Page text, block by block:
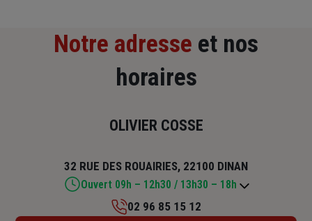
Notre adresse et nos
horaires
OLIVIER COSSE
32 RUE DES ROUAIRIES, 22100 DINAN
Ouvert 09h – 12h30 / 13h30 – 18h
02 96 85 15 12